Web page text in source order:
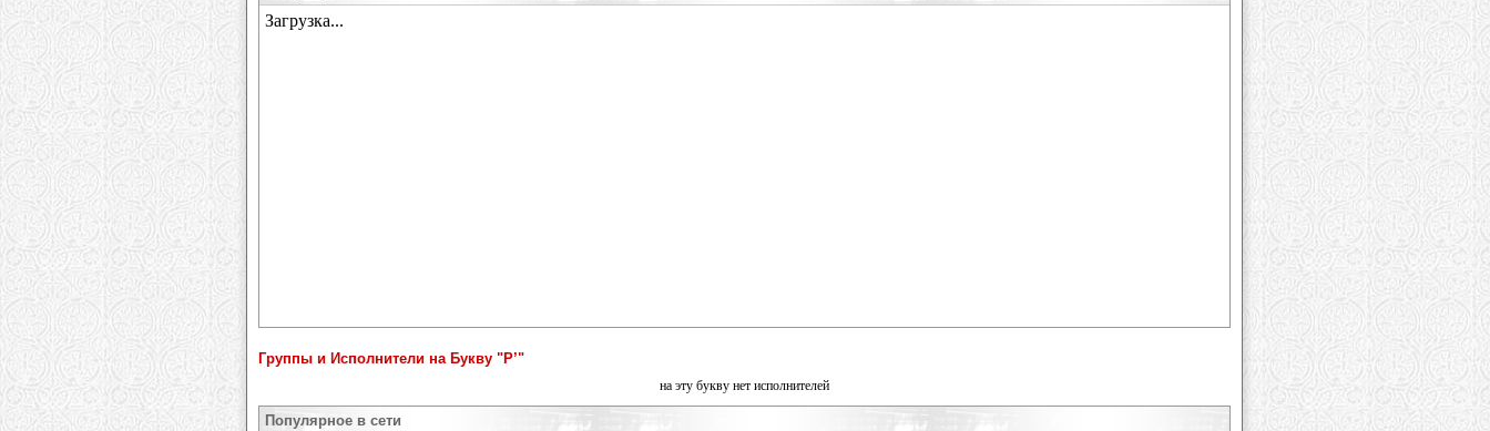
Группы и Исполнители на Букву "Р’"
на эту букву нет исполнителей
Популярное в сети